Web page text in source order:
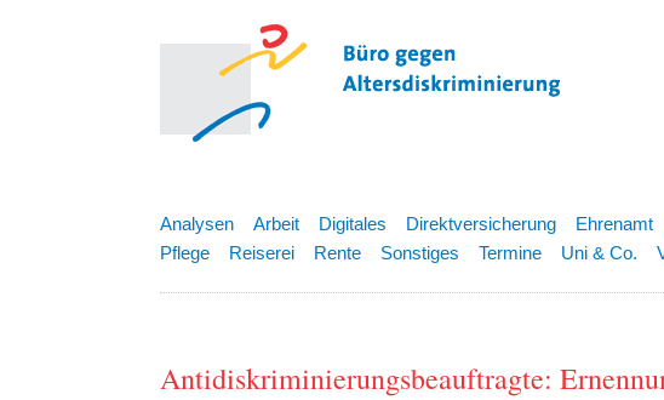
Analysen Arbeit Digitales Direktversicherung Ehrenamt
Pflege
Reiserei Rente Sonstiges Termine Uni & Co.
Antidiskriminierungsbeauftragte: